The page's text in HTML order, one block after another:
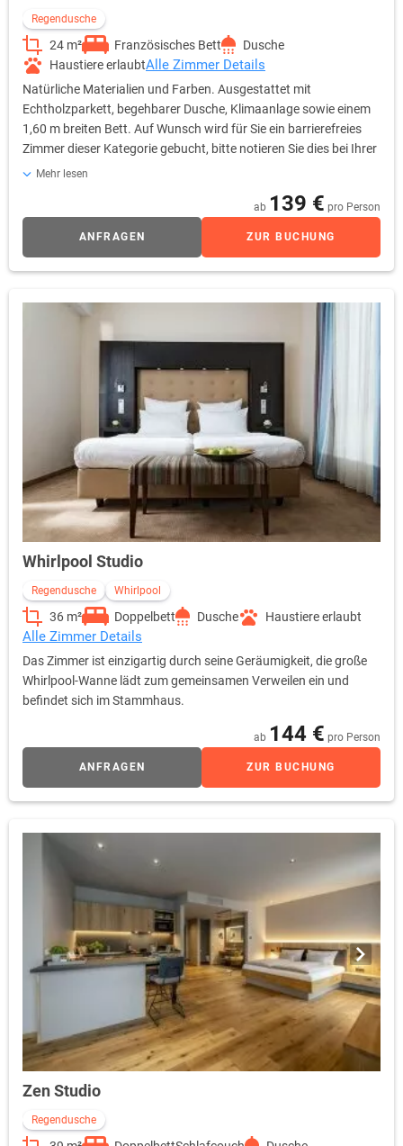
Regendusche
24 m² Französisches Bett
Dusche
Haustiere erlaubtAlle Zimmer Details
Natürliche Materialien und Farben. Ausgestattet mit
Echtholzparkett, begehbarer Dusche, Klimaanlage sowie einem
1,60 m breiten Bett. Auf Wunsch wird für Sie ein barrierefreies
Zimmer dieser Kategorie gebucht, bitte notieren Sie dies bei Ihrer
Buchung. Ein Zustellbett wird Ihnen gerne gegen einen Aufpreis
Mehr lesen
ab 139 € pro Person
ANFRAGEN ZUR BUCHUNG
Whirlpool Studio
Regendusche Whirlpool
36 m² Doppelbett Dusche Haustiere erlaubt
Alle Zimmer Details
Das Zimmer ist einzigartig durch seine Geräumigkeit, die große
Whirlpool-Wanne lädt zum gemeinsamen Verweilen ein und
befindet sich im Stammhaus.
ab 144 € pro Person
ANFRAGEN ZUR BUCHUNG
Zen Studio
Regendusche